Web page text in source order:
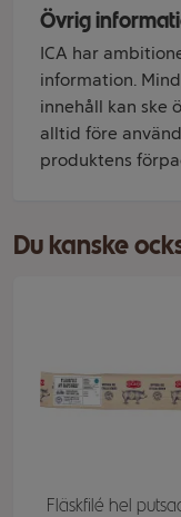
Övrig
ICA har
information.
innehåll kan ske
alltid före
produktens
Du kanske
Fläskfilé hel